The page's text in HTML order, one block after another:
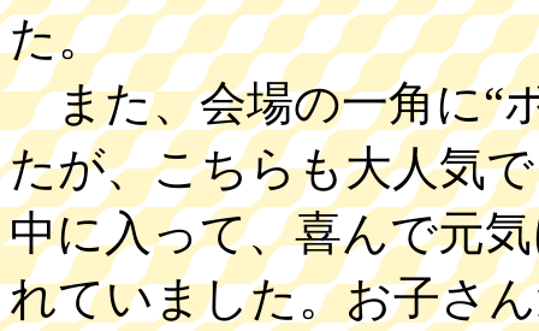
た。
また、会場の一角に“
たが、こちらも大人気
中に入って、喜んで元
れていました。お子さ